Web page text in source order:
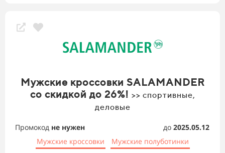
Мужские кроссовки SALAMANDER
со скидкой до 26%! >> спортивные,
деловые
Промокод не нужен до 2025.05.12
Мужские кроссовки
Мужские полуботинки